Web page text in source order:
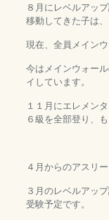
８月にレベルアッ
移動してきた子は、
現在、全員メイン
今はメインウォー
イしています。
１１月にエレメン
６級を全部登り、
４月からのアスリ
３月のレベルアッ
受験予定です。